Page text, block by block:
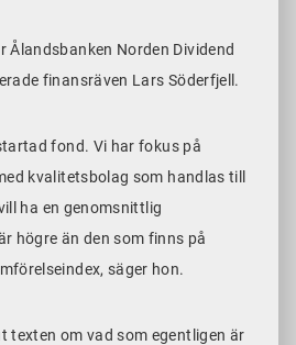
Norden Dividend
finansräven Lars Söderfjell.
fond. Vi har fokus på
kvalitetsbolag som handlas till
ha en genomsnittlig
högre än den som finns på
säger hon.
texten om vad som egentligen är